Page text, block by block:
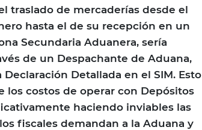
traslado de mercaderías desde el
hasta el de su recepción en un
Secundaria Aduanera, sería
de un Despachante de Aduana,
Detallada en el SIM. Esto
costos de operar con Depósitos
haciendo inviables las
fiscales demandan a la Aduana y